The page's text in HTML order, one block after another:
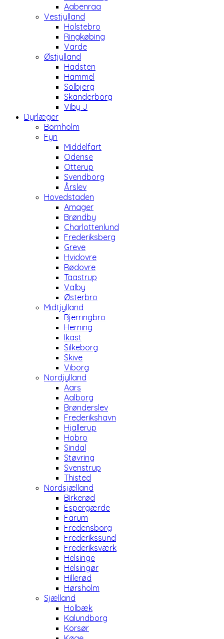
Aabenraa
Vestjylland
Holstebro
Ringkøbing
Varde
Østjylland
Hadsten
Hammel
Solbjerg
Skanderborg
Viby J
Dyrlæger
Bornholm
Fyn
Middelfart
Odense
Otterup
Svendborg
Årslev
Hovedstaden
Amager
Brøndby
Charlottenlund
Frederiksberg
Greve
Hvidovre
Rødovre
Taastrup
Valby
Østerbro
Midtjylland
Bjerringbro
Herning
Ikast
Silkeborg
Skive
Viborg
Nordjylland
Aars
Aalborg
Brønderslev
Frederikshavn
Hjallerup
Hobro
Sindal
Støvring
Svenstrup
Thisted
Nordsjælland
Birkerød
Espergærde
Farum
Fredensborg
Frederikssund
Frederiksværk
Helsinge
Helsingør
Hillerød
Hørsholm
Sjælland
Holbæk
Kalundborg
Korsør